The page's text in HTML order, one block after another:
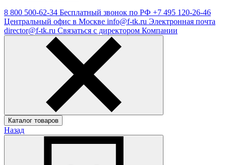
8 800 500-62-34 Бесплатный звонок по РФ +7 495 120-26-46
Центральный офис в Москве info@f-tk.ru Электронная почта
director@f-tk.ru Связаться с директором Компании
Каталог товаров
Назад